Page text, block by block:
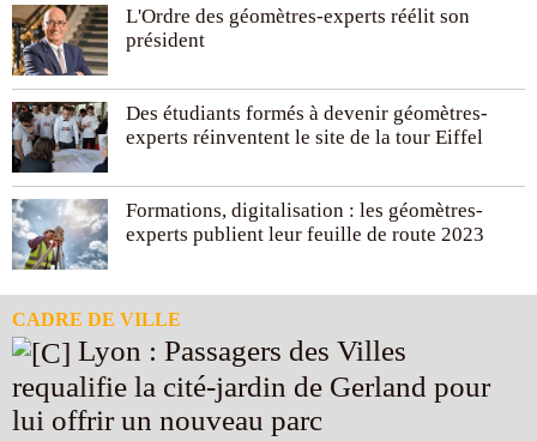
L'Ordre des géomètres-experts réélit son
président
Des étudiants formés à devenir géomètres-
experts réinventent le site de la tour Eiffel
Formations, digitalisation : les géomètres-
experts publient leur feuille de route 2023
CADRE DE VILLE
requalifie la cité-jardin de Gerland pour
lui offrir un nouveau parc